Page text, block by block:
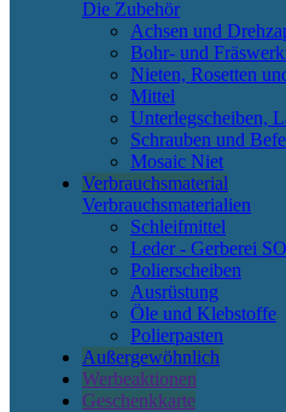
Die Zubehör
Achsen und
Bohr- und
Nieten, Rosetten
Mittel
Unterlegscheiben,
Schrauben und
Mosaic Niet
Verbrauchsmaterial
Verbrauchsmaterialien
Schleifmittel
Leder - Gerberei
Polierscheiben
Ausrüstung
Öle und Klebstoffe
Polierpasten
Außergewöhnlich
Werbeaktionen
Geschenkkarte